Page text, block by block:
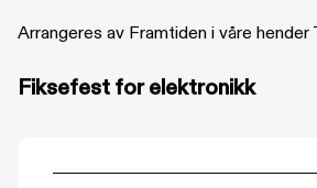
Arrangeres av Framtiden i våre hender
Fiksefest for elektronikk